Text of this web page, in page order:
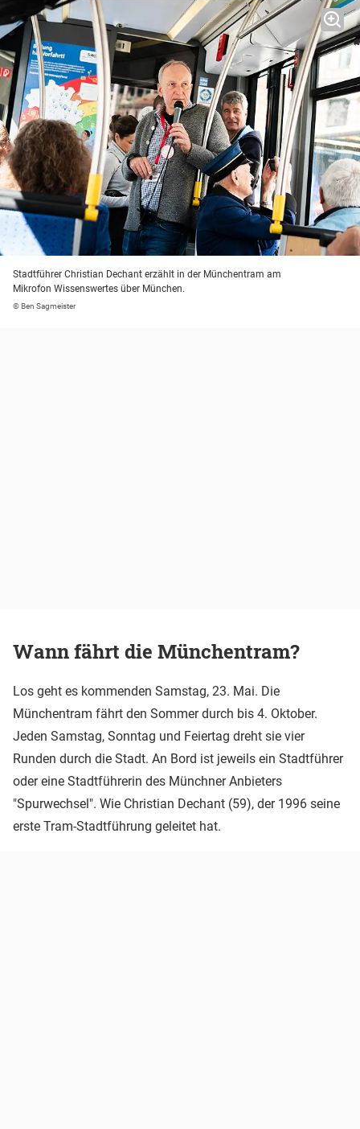
Stadtführer Christian Dechant erzählt in der Münchentram am
Mikrofon Wissenswertes über München.
© Ben Sagmeister
Wann fährt die Münchentram?
Los geht es kommenden Samstag, 23. Mai. Die
Münchentram fährt den Sommer durch bis 4. Oktober.
Jeden Samstag, Sonntag und Feiertag dreht sie vier
Runden durch die Stadt. An Bord ist jeweils ein Stadtführer
oder eine Stadtführerin des Münchner Anbieters
"Spurwechsel". Wie Christian Dechant (59), der 1996 seine
erste Tram-Stadtführung geleitet hat.